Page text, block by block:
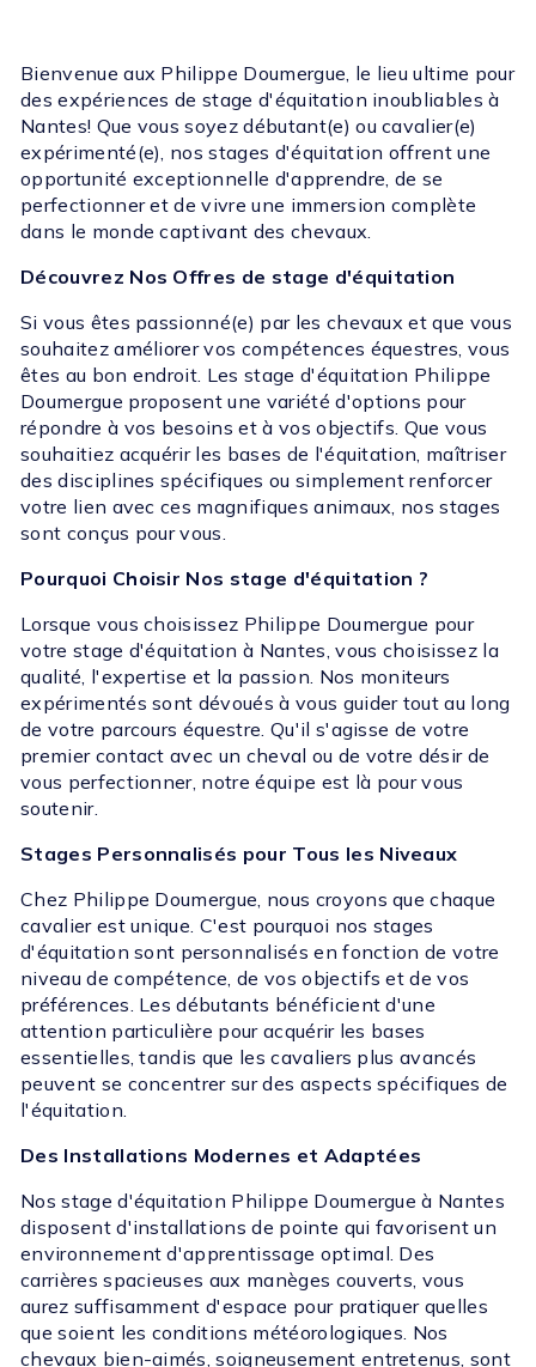
Bienvenue aux Philippe Doumergue, le lieu ultime pour
des expériences de stage d'équitation inoubliables à
Nantes! Que vous soyez débutant(e) ou cavalier(e)
expérimenté(e), nos stages d'équitation offrent une
opportunité exceptionnelle d'apprendre, de se
perfectionner et de vivre une immersion complète
dans le monde captivant des chevaux.
Découvrez Nos Offres de stage d'équitation
Si vous êtes passionné(e) par les chevaux et que vous
souhaitez améliorer vos compétences équestres, vous
êtes au bon endroit. Les stage d'équitation Philippe
Doumergue proposent une variété d'options pour
répondre à vos besoins et à vos objectifs. Que vous
souhaitiez acquérir les bases de l'équitation, maîtriser
des disciplines spécifiques ou simplement renforcer
votre lien avec ces magnifiques animaux, nos stages
sont conçus pour vous.
Pourquoi Choisir Nos stage d'équitation ?
Lorsque vous choisissez Philippe Doumergue pour
votre stage d'équitation à Nantes, vous choisissez la
qualité, l'expertise et la passion. Nos moniteurs
expérimentés sont dévoués à vous guider tout au long
de votre parcours équestre. Qu'il s'agisse de votre
premier contact avec un cheval ou de votre désir de
vous perfectionner, notre équipe est là pour vous
soutenir.
Stages Personnalisés pour Tous les Niveaux
Chez Philippe Doumergue, nous croyons que chaque
cavalier est unique. C'est pourquoi nos stages
d'équitation sont personnalisés en fonction de votre
niveau de compétence, de vos objectifs et de vos
préférences. Les débutants bénéficient d'une
attention particulière pour acquérir les bases
essentielles, tandis que les cavaliers plus avancés
peuvent se concentrer sur des aspects spécifiques de
l'équitation.
Des Installations Modernes et Adaptées
Nos stage d'équitation Philippe Doumergue à Nantes
disposent d'installations de pointe qui favorisent un
environnement d'apprentissage optimal. Des
carrières spacieuses aux manèges couverts, vous
aurez suffisamment d'espace pour pratiquer quelles
que soient les conditions météorologiques. Nos
chevaux bien-aimés, soigneusement entretenus, sont